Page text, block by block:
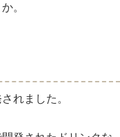
。
れました。